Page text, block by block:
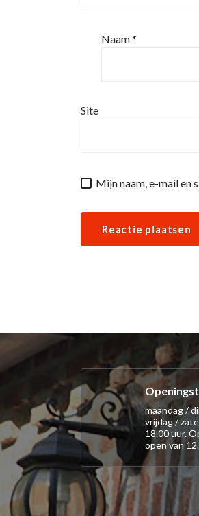
Naam*
Site
Mijn naam, e-mail en
maandag /
vrijdag /
18.00 uur.
open van